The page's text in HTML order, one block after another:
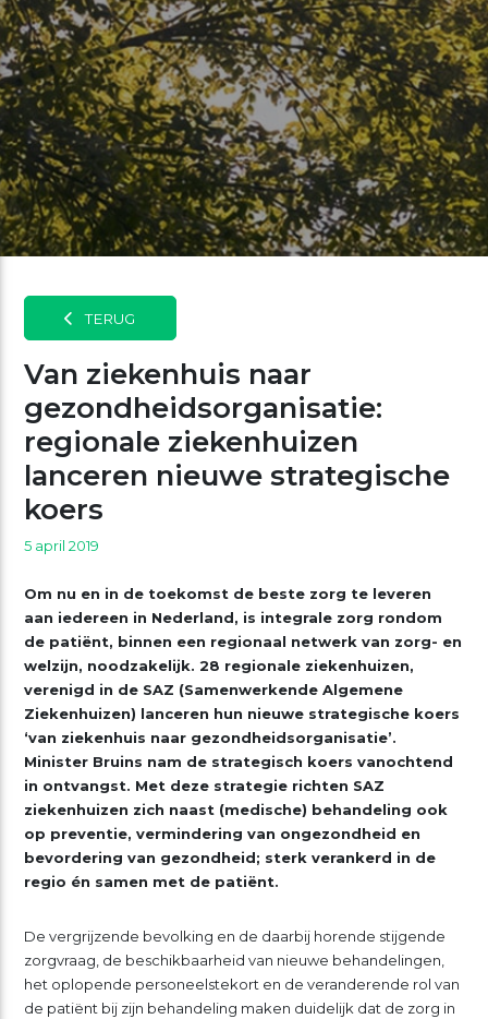
TERUG
Van ziekenhuis naar
gezondheidsorganisatie:
regionale ziekenhuizen
lanceren nieuwe strategische
koers
5 april 2019
Om nu en in de toekomst de beste zorg te leveren
aan iedereen in Nederland, is integrale zorg rondom
de patiënt, binnen een regionaal netwerk van zorg- en
welzijn, noodzakelijk. 28 regionale ziekenhuizen,
verenigd in de SAZ (Samenwerkende Algemene
Ziekenhuizen) lanceren hun nieuwe strategische koers
‘van ziekenhuis naar gezondheidsorganisatie’.
Minister Bruins nam de strategisch koers vanochtend
in ontvangst. Met deze strategie richten SAZ
ziekenhuizen zich naast (medische) behandeling ook
op preventie, vermindering van ongezondheid en
bevordering van gezondheid; sterk verankerd in de
regio én samen met de patiënt.
De vergrijzende bevolking en de daarbij horende stijgende
zorgvraag, de beschikbaarheid van nieuwe behandelingen,
het oplopende personeelstekort en de veranderende rol van
de patiënt bij zijn behandeling maken duidelijk dat de zorg in